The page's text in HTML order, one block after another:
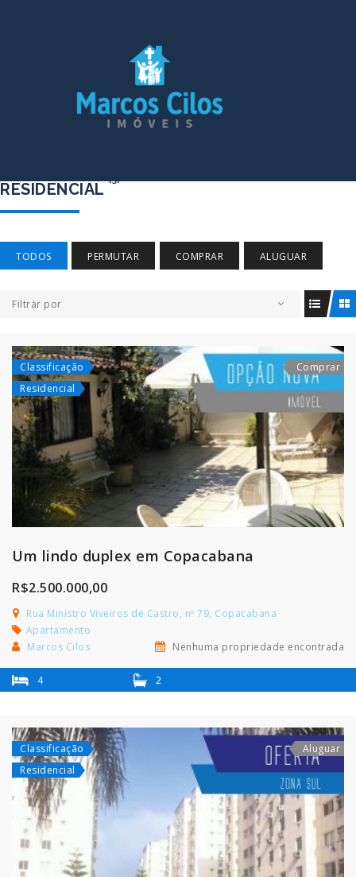
RESIDENCIAL (3)
TODOS PERMUTAR COMPRAR ALUGUAR
Filtrar por
Classificação
Residencial
Comprar
Um lindo duplex em Copacabana
R$2.500.000,00
Rua Ministro Viveiros de Castro, nº 79, Copacabana
Apartamento
Marcos Cilos
Nenhuma propriedade encontrada
4 2
Classificação
Residencial
Aluguar